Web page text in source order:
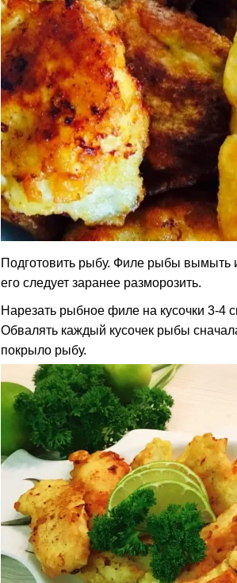
Подготовить рыбу. Филе рыбы
его следует заранее разморозить.
Нарезать рыбное филе на кусочки 3-4
Обвалять каждый кусочек рыбы
покрыло рыбу.